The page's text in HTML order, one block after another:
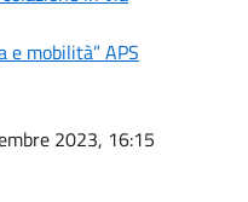
e mobilità” APS
2023, 16:15